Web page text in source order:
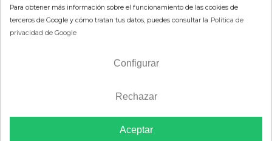
Para obtener más información sobre el funcionamiento de las cookies de
terceros de Google y cómo tratan tus datos, puedes consultar la Política de
privacidad de Google
Configurar
Rechazar
Aceptar